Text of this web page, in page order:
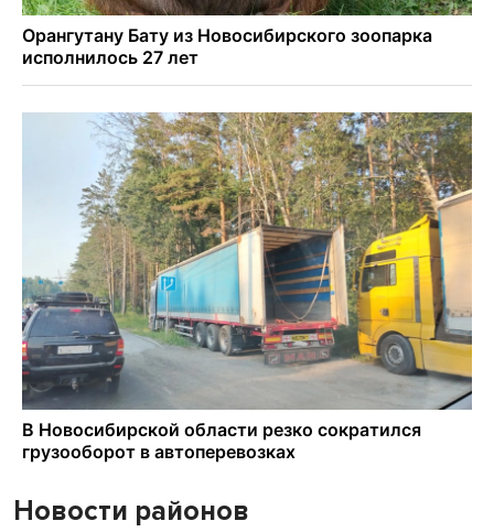
Новости районов